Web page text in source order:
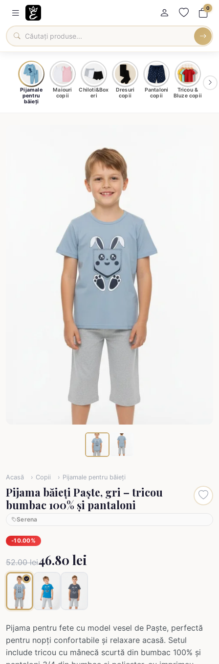
0
Pijamale
pentru
băieți
Maiouri
copii
Chiloti&Box
eri
Dresuri
copii
Pantaloni
copii
Tricou &
Bluze copii
Acasă Copii Pijamale pentru băieți
Pijama băieți Paște, gri – tricou
bumbac 100% și pantaloni
Serena
-10.00%
52.00 lei46.80 lei
Pijama pentru fete cu model vesel de Paște, perfectă
pentru nopți confortabile și relaxare acasă. Setul
include tricou cu mânecă scurtă din bumbac 100% și